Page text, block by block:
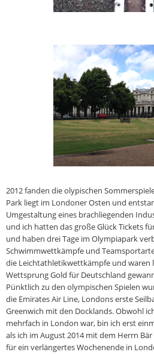
2012 fanden die olypischen
Park liegt im Londoner Osten und
Umgestaltung eines brachliegenden
und ich hatten das große Glück Tickets
und haben drei Tage im Olympiapark
Schwimmwettkämpfe und
die Leichtathletikwettkämpfe und waren
Wettsprung Gold für Deutschland
Pünktlich zu den olympischen Spielen
die Emirates Air Line, Londons erste
Greenwich mit den Docklands. Obwohl
mehrfach in London war, bin ich erst
als ich im August 2014 mit dem Herrn Bär
für ein verlängertes Wochenende in